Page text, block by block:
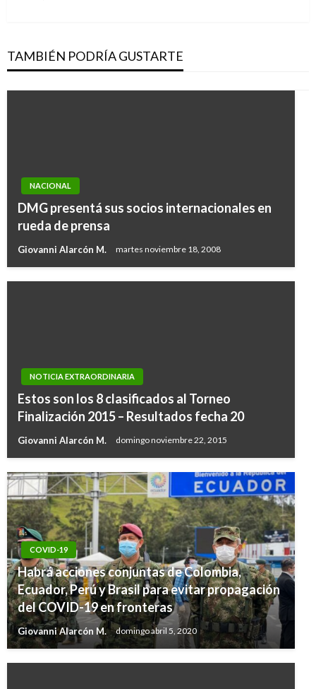
TAMBIÉN PODRÍA GUSTARTE
NACIONAL
DMG presentá sus socios internacionales en
rueda de prensa
Giovanni Alarcón M. martes noviembre 18, 2008
NOTICIA EXTRAORDINARIA
Estos son los 8 clasificados al Torneo
Finalización 2015 – Resultados fecha 20
Giovanni Alarcón M. domingo noviembre 22, 2015
COVID-19
Habrá acciones conjuntas de Colombia,
Ecuador, Perú y Brasil para evitar propagación
del COVID-19 en fronteras
Giovanni Alarcón M. domingo abril 5, 2020